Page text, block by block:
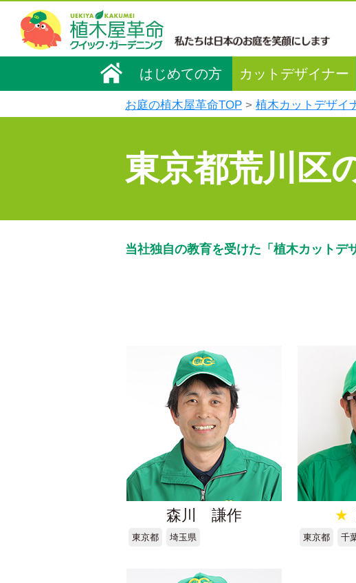
はじめての方 カットデザイナー
お庭の植木屋革命TOP 植木カットデザイ
東京都荒川区
当社独自の教育を受けた「植木カットデ
森川 謙作
東京都 埼玉県
★
東京都 千